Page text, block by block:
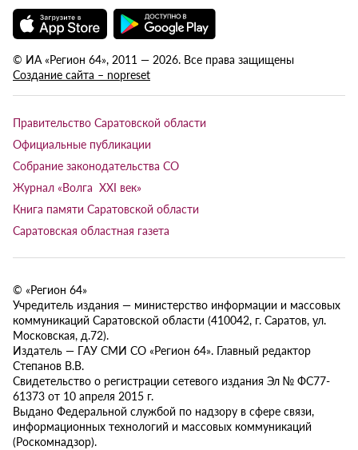
© ИА «Регион 64», 2011 — 2026. Все права защищены
Создание сайта – nopreset
Правительство Саратовской области
Официальные публикации
Собрание законодательства СО
Журнал «Волга XXI век»
Книга памяти Саратовской области
Саратовская областная газета
© «Регион 64»
Учредитель издания — министерство информации и массовых
коммуникаций Саратовской области (410042, г. Саратов, ул.
Московская, д.72).
Издатель — ГАУ СМИ СО «Регион 64». Главный редактор
Степанов В.В.
Свидетельство о регистрации сетевого издания Эл № ФС77-
61373 от 10 апреля 2015 г.
Выдано Федеральной службой по надзору в сфере связи,
информационных технологий и массовых коммуникаций
(Роскомнадзор).